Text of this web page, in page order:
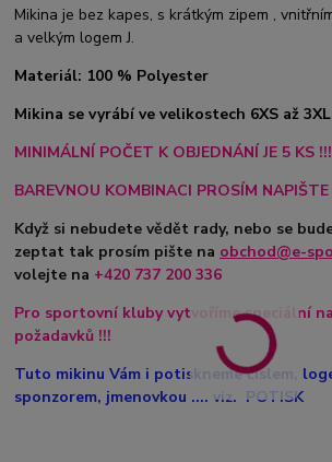
Mikina je bez kapes, s krátkým zipem ,
a velkým logem J.
Materiál: 100 % Polyester
Mikina se vyrábí ve velikostech 6XS až
MINIMÁLNÍ POČET K OBJEDNÁNÍ JE 5 KS
BAREVNOU KOMBINACI PROSÍM
Když si nebudete vědět rady, nebo se
zeptat tak prosím pište na obchod@e-
volejte na +420 737 200 336
Pro sportovní kluby vytvoříme speciální
požadavků !!!
Tuto mikinu Vám i potiskneme číslem,
sponzorem, jmenovkou .... viz. POTISK